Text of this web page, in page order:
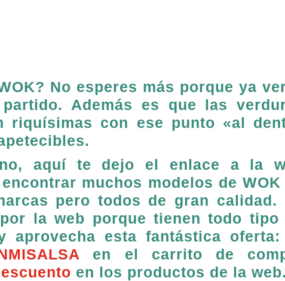
No esperes más porque ya
Además es que las
riquísimas con ese punto «al
aquí te dejo el enlace a la
muchos modelos de WOK
pero todos de gran calidad.
la web porque tienen todo tipo
aprovecha esta fantástica
en el carrito de
en los productos de la